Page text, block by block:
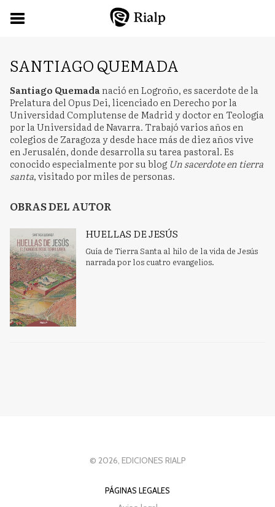
SANTIAGO QUEMADA
Santiago Quemadanació en Logroño, es sacerdote de la
Prelatura del Opus Dei, licenciado en Derecho por la
Universidad Complutense de Madrid y doctor en Teología
por la Universidad de Navarra. Trabajó varios años en
colegios de Zaragoza y desde hace más de diez años vive
en Jerusalén, donde desarrolla su tarea pastoral. Es
conocido especialmente por su blogUn sacerdote en tierra
santa, visitado por miles de personas.
OBRAS DEL AUTOR
HUELLAS DE JESÚS
Guía de Tierra Santa al hilo de la vida de Jesús
narrada por los cuatro evangelios.
© 2026, EDICIONES RIALP
PÁGINAS LEGALES